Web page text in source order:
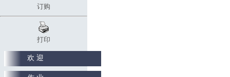
订购
打印
欢 迎